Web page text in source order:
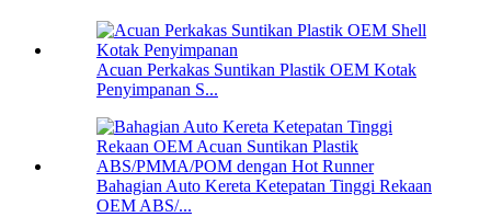
Acuan Perkakas Suntikan Plastik OEM Kotak
Penyimpanan S...
Bahagian Auto Kereta Ketepatan Tinggi Rekaan
OEM ABS/...